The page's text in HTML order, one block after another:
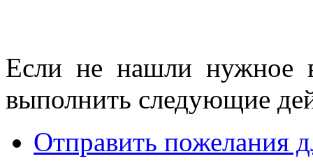
Если не нашли нужное
выполнить следующие
Отправить пожелания